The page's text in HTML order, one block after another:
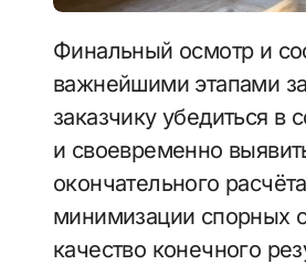
Финальный осмотр и составление дефектного акта перед оплатой являются
важнейшими этапами
заказчику убедиться в
и своевременно
окончательного
минимизации спорных
качество конечного